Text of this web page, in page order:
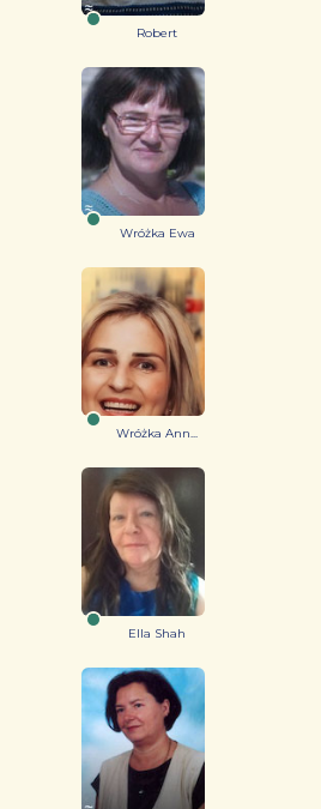
Robert
Wróżka Ewa
Wróżka Ann...
Ella Shah